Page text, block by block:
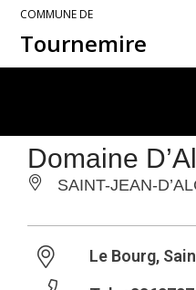
COMMUNE DE
Tournemire
Domaine
SAINT-JEAN-
Le Bourg,